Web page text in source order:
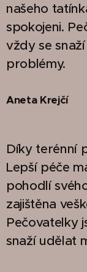
našeho
spokojeni.
vždy se
problémy.
Aneta Krejčí
Díky terénní
Lepší péče
pohodlí
zajištěna
Pečovatelky
snaží udělat